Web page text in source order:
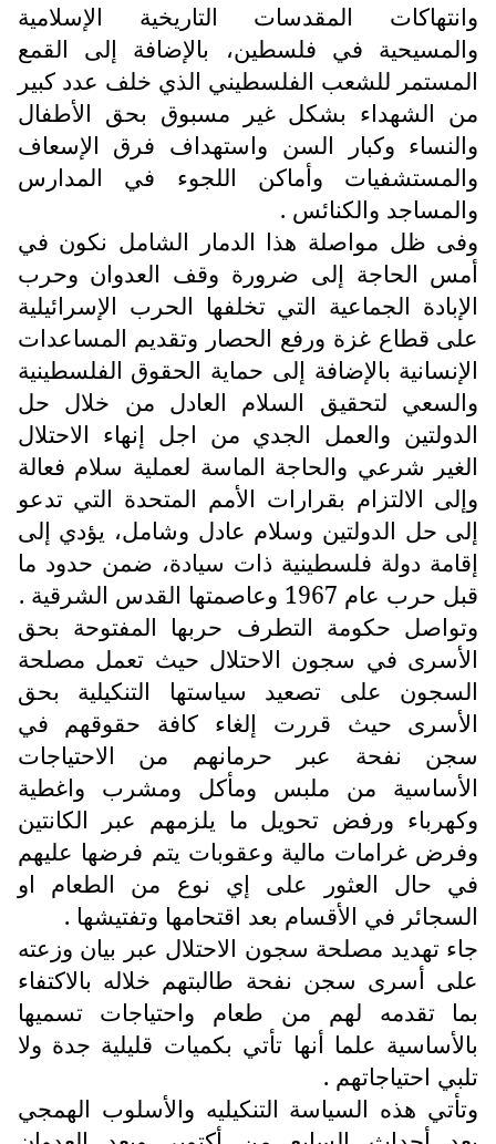
وانتهاكات المقدسات التاريخية الإسلامية
والمسيحية في فلسطين، بالإضافة إلى القمع
المستمر للشعب الفلسطيني الذي خلف عدد كبير
من الشهداء بشكل غير مسبوق بحق الأطفال
والنساء وكبار السن واستهداف فرق الإسعاف
والمستشفيات وأماكن اللجوء في المدارس
والمساجد والكنائس .
وفى ظل مواصلة هذا الدمار الشامل نكون في
أمس الحاجة إلى ضرورة وقف العدوان وحرب
الإبادة الجماعية التي تخلفها الحرب الإسرائيلية
على قطاع غزة ورفع الحصار وتقديم المساعدات
الإنسانية بالإضافة إلى حماية الحقوق الفلسطينية
والسعي لتحقيق السلام العادل من خلال حل
الدولتين والعمل الجدي من اجل إنهاء الاحتلال
الغير شرعي والحاجة الماسة لعملية سلام فعالة
وإلى الالتزام بقرارات الأمم المتحدة التي تدعو
إلى حل الدولتين وسلام عادل وشامل، يؤدي إلى
إقامة دولة فلسطينية ذات سيادة، ضمن حدود ما
قبل حرب عام 1967 وعاصمتها القدس الشرقية .
وتواصل حكومة التطرف حربها المفتوحة بحق
الأسرى في سجون الاحتلال حيث تعمل مصلحة
السجون على تصعيد سياستها التنكيلية بحق
الأسرى حيث قررت إلغاء كافة حقوقهم في
سجن نفحة عبر حرمانهم من الاحتياجات
الأساسية من ملبس ومأكل ومشرب واغطية
وكهرباء ورفض تحويل ما يلزمهم عبر الكانتين
وفرض غرامات مالية وعقوبات يتم فرضها عليهم
في حال العثور على إي نوع من الطعام او
السجائر في الأقسام بعد اقتحامها وتفتيشها .
جاء تهديد مصلحة سجون الاحتلال عبر بيان وزعته
على أسرى سجن نفحة طالبتهم خلاله بالاكتفاء
بما تقدمه لهم من طعام واحتياجات تسميها
بالأساسية علما أنها تأتي بكميات قليلية جدة ولا
تلبي احتياجاتهم .
وتأتي هذه السياسة التنكيليه والأسلوب الهمجي